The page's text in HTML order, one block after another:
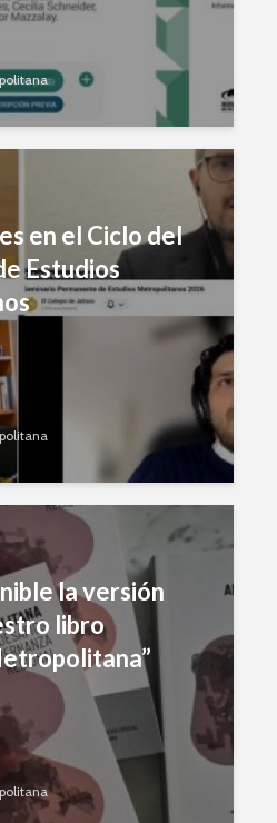
en el Ciclo del
Estudios
la versión
libro